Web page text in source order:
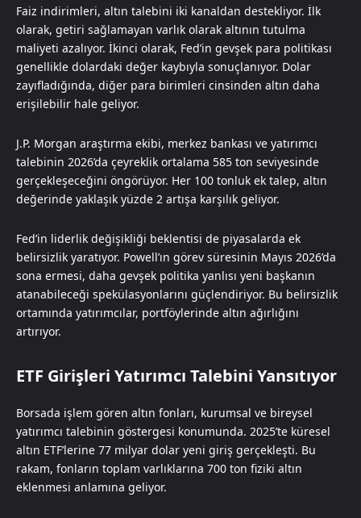
Faiz indirimleri, altın talebini iki kanaldan destekliyor. İlk
olarak, getiri sağlamayan varlık olarak altının tutulma
maliyeti azalıyor. İkinci olarak, Fed’in gevşek para politikası
genellikle dolardaki değer kaybıyla sonuçlanıyor. Dolar
zayıfladığında, diğer para birimleri cinsinden altın daha
erişilebilir hale geliyor.
J.P. Morgan araştırma ekibi, merkez bankası ve yatırımcı
talebinin 2026’da çeyreklik ortalama 585 ton seviyesinde
gerçekleşeceğini öngörüyor. Her 100 tonluk ek talep, altın
değerinde yaklaşık yüzde 2 artışa karşılık geliyor.
Fed’in liderlik değişikliği beklentisi de piyasalarda ek
belirsizlik yaratıyor. Powell’ın görev süresinin Mayıs 2026’da
sona ermesi, daha gevşek politika yanlısı yeni başkanın
atanabileceği spekülasyonlarını güçlendiriyor. Bu belirsizlik
ortamında yatırımcılar, portföylerinde altın ağırlığını
artırıyor.
ETF Girişleri Yatırımcı Talebini Yansıtıyor
Borsada işlem gören altın fonları, kurumsal ve bireysel
yatırımcı talebinin göstergesi konumunda. 2025’te küresel
altın ETF’lerine 77 milyar dolar yeni giriş gerçekleşti. Bu
rakam, fonların toplam varlıklarına 700 ton fiziki altın
eklenmesi anlamına geliyor.